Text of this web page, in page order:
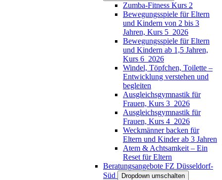
Zumba-Fitness Kurs 2
Bewegungsspiele für Eltern
und Kindern von 2 bis 3
Jahren, Kurs 5_2026
Bewegungsspiele für Eltern
und Kindern ab 1,5 Jahren,
Kurs 6_2026
Windel, Töpfchen, Toilette –
Entwicklung verstehen und
begleiten
Ausgleichsgymnastik für
Frauen, Kurs 3_2026
Ausgleichsgymnastik für
Frauen, Kurs 4_2026
Weckmänner backen für
Eltern und Kinder ab 3 Jahren
Atem & Achtsamkeit – Ein
Reset für Eltern
Beratungsangebote FZ Düsseldorf-
Süd
Dropdown umschalten